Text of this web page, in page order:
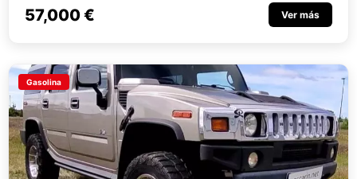
57,000 € Ver más
Gasolina